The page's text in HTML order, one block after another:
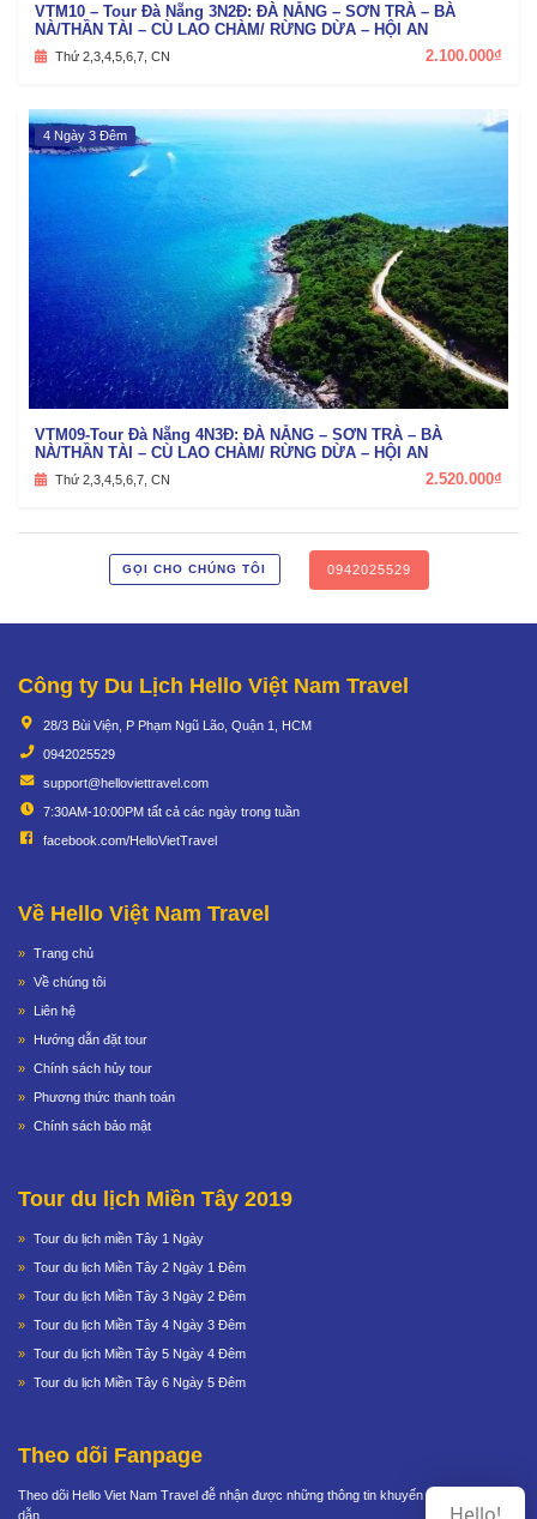
VTM10 – Tour Đà Nẵng 3N2Đ: ĐÀ NẴNG – SƠN TRÀ – BÀ
NÀ/THẦN TÀI – CÙ LAO CHÀM/ RỪNG DỪA – HỘI AN
Thứ 2,3,4,5,6,7, CN 2.100.000₫
4 Ngày 3 Đêm
VTM09-Tour Đà Nẵng 4N3Đ: ĐÀ NẴNG – SƠN TRÀ – BÀ
NÀ/THẦN TÀI – CÙ LAO CHÀM/ RỪNG DỪA – HỘI AN
Thứ 2,3,4,5,6,7, CN 2.520.000₫
GỌI CHO CHÚNG TÔI 0942025529
Công ty Du Lịch Hello Việt Nam Travel
28/3 Bùi Viện, P Phạm Ngũ Lão, Quận 1, HCM
0942025529
support@helloviettravel.com
7:30AM-10:00PM tất cả các ngày trong tuần
facebook.com/HelloVietTravel
Về Hello Việt Nam Travel
Trang chủ
Về chúng tôi
Liên hệ
Hướng dẫn đặt tour
Chính sách hủy tour
Phương thức thanh toán
Chính sách bảo mật
Tour du lịch Miền Tây 2019
Tour du lịch miền Tây 1 Ngày
Tour du lịch Miền Tây 2 Ngày 1 Đêm
Tour du lịch Miền Tây 3 Ngày 2 Đêm
Tour du lịch Miền Tây 4 Ngày 3 Đêm
Tour du lịch Miền Tây 5 Ngày 4 Đêm
Tour du lịch Miền Tây 6 Ngày 5 Đêm
Theo dõi Fanpage
Theo dõi Hello Viet Nam Travel đễ nhận được những thông tin khuyến mãi cực hấp
dẫn